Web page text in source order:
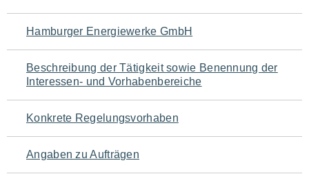
Navigation
für
den
Seiteninhalt
Hamburger Energiewerke GmbH
Beschreibung der Tätigkeit sowie Benennung der
Interessen- und Vorhabenbereiche
Konkrete Regelungsvorhaben
Angaben zu Aufträgen